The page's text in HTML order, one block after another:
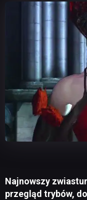
Najnowszy
przegląd trybów,